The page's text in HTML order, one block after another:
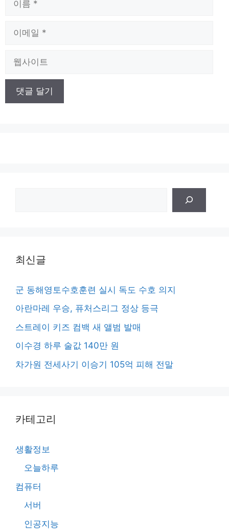
최신글
군 동해영토수호훈련 실시 독도 수호 의지
아란마레 우승, 퓨처스리그 정상 등극
스트레이 키즈 컴백 새 앨범 발매
이수경 하루 술값 140만 원
차가원 전세사기 이승기 105억 피해 전말
카테고리
생활정보
오늘하루
컴퓨터
서버
인공지능